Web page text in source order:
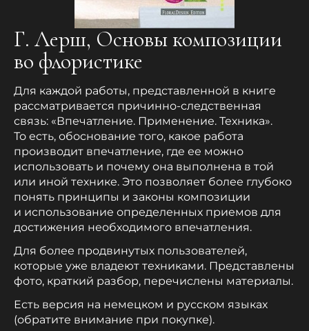
Г. Лерш, Основы композиции
во флористике
Для каждой работы, представленной в книге
рассматривается причинно-следственная
связь: «Впечатление. Применение. Техника».
То есть, обоснование того, какое работа
производит впечатление, где ее можно
использовать и почему она выполнена в той
или иной технике. Это позволяет более глубоко
понять принципы и законы композиции
и использование определенных приемов для
достижения необходимого впечатления.
Для более продвинутых пользователей,
которые уже владеют техниками. Представлены
фото, краткий разбор, перечислены материалы.
Есть версия на немецком и русском языках
(обратите внимание при покупке).